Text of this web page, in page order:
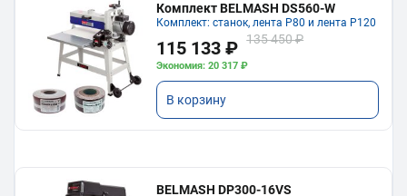
Комплект BELMASH DS560-W
Комплект: станок, лента P80 и лента P120
115 133 ₽ 135 450 ₽
Экономия: 20 317 ₽
В корзину
BELMASH DP300-16VS